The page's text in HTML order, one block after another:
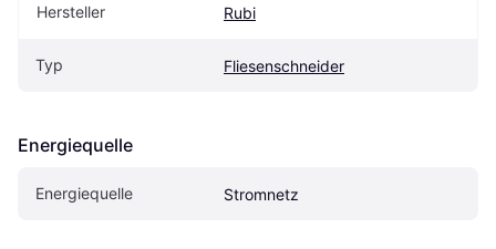
Hersteller Rubi
Typ Fliesenschneider
Energiequelle
Energiequelle Stromnetz